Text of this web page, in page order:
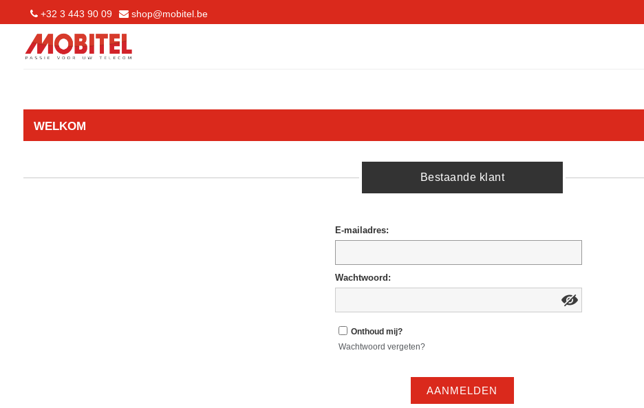
+32 3 443 90 09 shop@mobitel.be
WELKOM
Bestaande klant
E-mailadres:
Wachtwoord:
Onthoud mij?
Wachtwoord vergeten?
AANMELDEN